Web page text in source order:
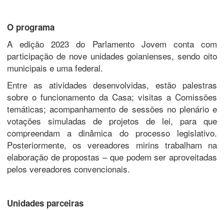
O programa
A edição 2023 do Parlamento Jovem conta com
participação de nove unidades goianienses, sendo oito
municipais e uma federal.
Entre as atividades desenvolvidas, estão palestras
sobre o funcionamento da Casa; visitas a Comissões
temáticas; acompanhamento de sessões no plenário e
votações simuladas de projetos de lei, para que
compreendam a dinâmica do processo legislativo.
Posteriormente, os vereadores mirins trabalham na
elaboração de propostas – que podem ser aproveitadas
pelos vereadores convencionais.
Unidades parceiras